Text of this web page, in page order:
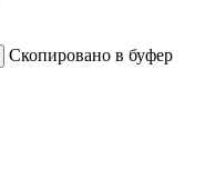
Скопировано в буфер